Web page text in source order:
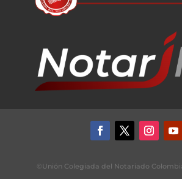
©Unión Colegiada del Notariado